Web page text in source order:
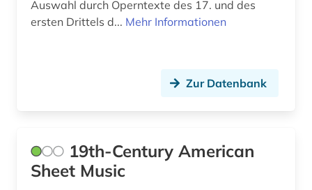
biografien 1901 - 2000 (1)
bittinger (1)
bohmen (1)
botanik (1)
USA (12)
Auswahl durch Operntexte des 17. und des
ersten Drittels d... Mehr Informationen
Zur Datenbank
19th-Century American
Sheet Music